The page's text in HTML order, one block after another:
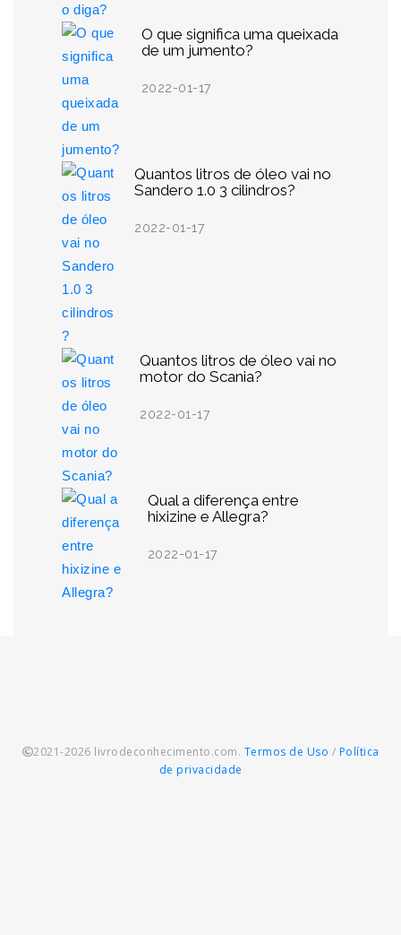
O que significa uma queixada
de um jumento?
2022-01-17
Quantos litros de óleo vai no
Sandero 1.0 3 cilindros?
2022-01-17
Quantos litros de óleo vai no
motor do Scania?
2022-01-17
Qual a diferença entre
hixizine e Allegra?
2022-01-17
2021-2026 livrodeconhecimento.com. Termos de Uso / Política
de privacidade